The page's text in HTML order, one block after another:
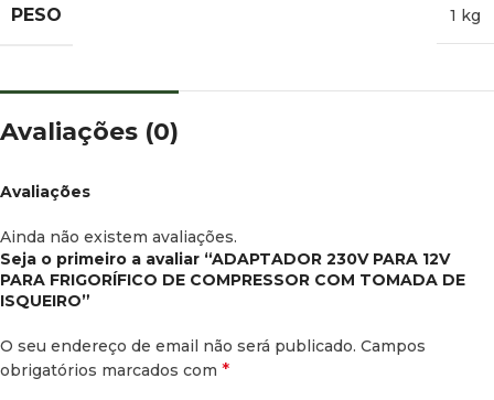
PESO 1 kg
Avaliações (0)
Avaliações
Ainda não existem avaliações.
Seja o primeiro a avaliar “ADAPTADOR 230V PARA 12V
PARA FRIGORÍFICO DE COMPRESSOR COM TOMADA DE
ISQUEIRO”
O seu endereço de email não será publicado. Campos
obrigatórios marcados com *